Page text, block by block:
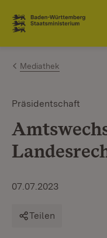
Zum Inhalt
Link zur Startseite
Mediathek
Präsidentschaft
07.07.2023
Teilen